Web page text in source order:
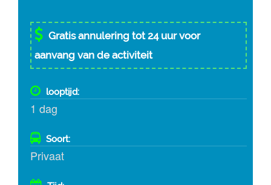
Gratis annulering tot 24 uur voor
aanvang van de activiteit
looptijd:
1 dag
Soort:
Privaat